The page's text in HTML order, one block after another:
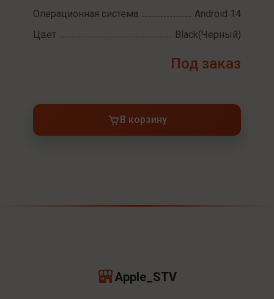
Операционная система
Android 14
Цвет
Black(Черный)
Под заказ
В корзину
Apple_STV